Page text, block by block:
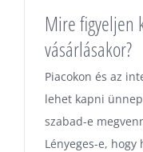
Mire figyeljen
vásárlásakor?
Piacokon és az
lehet kapni
szabad-e
Lényeges-e, hogy